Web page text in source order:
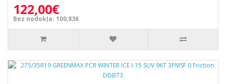
122,00€
Bez nodokļa: 100,83€